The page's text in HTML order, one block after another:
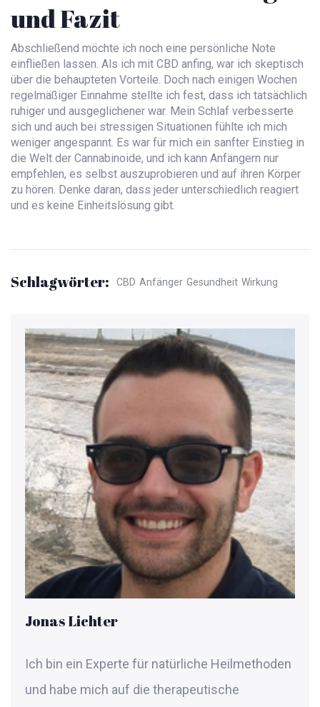
und Fazit
Abschließend möchte ich noch eine persönliche Note
einfließen lassen. Als ich mit CBD anfing, war ich skeptisch
über die behaupteten Vorteile. Doch nach einigen Wochen
regelmäßiger Einnahme stellte ich fest, dass ich tatsächlich
ruhiger und ausgeglichener war. Mein Schlaf verbesserte
sich und auch bei stressigen Situationen fühlte ich mich
weniger angespannt. Es war für mich ein sanfter Einstieg in
die Welt der Cannabinoide, und ich kann Anfängern nur
empfehlen, es selbst auszuprobieren und auf ihren Körper
zu hören. Denke daran, dass jeder unterschiedlich reagiert
und es keine Einheitslösung gibt.
Schlagwörter: CBD Anfänger Gesundheit Wirkung
Jonas Lichter
Ich bin ein Experte für natürliche Heilmethoden
und habe mich auf die therapeutische